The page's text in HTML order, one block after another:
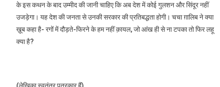
के इस कथन के बाद उम्मीद की जानी चाहिए कि अब देश में कोई गुलशन और सिंदूर नहीं
उजड़ेगा। यह देश की जनता से उनकी सरकार की प्रतिबद्धता होगी। चचा ग़ालिब ने क्या
ख़ूब कहा है- रगों में दौड़ते-फिरने के हम नहीं क़ायल, जो आंख ही से ना टपका तो फिर लहू
क्या है?